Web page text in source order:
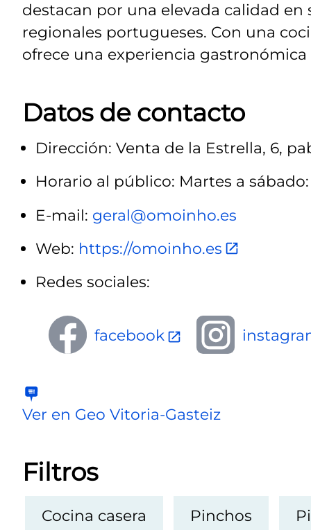
destacan por una elevada calidad
regionales portugueses. Con una
ofrece una experiencia
Datos de contacto
Dirección: Venta de la Estrella, 6,
Horario al público: Martes a sábado:
E-mail: geral@omoinho.es
Web: https://omoinho.es
Redes sociales:
facebook
Ver en Geo Vitoria-Gasteiz
Filtros
Cocina casera Pinchos